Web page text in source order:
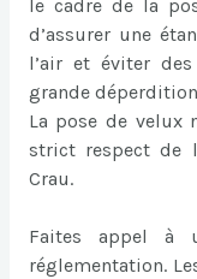
le cadre de la
d’assurer une
l’air et éviter
grande
La pose de velux
strict respect de
Crau.
Faites appel à
réglementation.